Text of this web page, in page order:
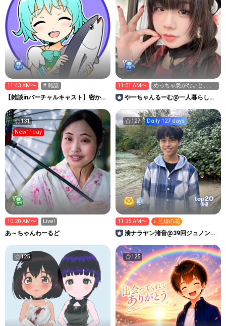
11:43 AM〜 # 雑談
【雑談inバーチャルキャスト】密かに
11:01 AM〜
めっちゃ急がないと、一
旦ゴミまとめる
やーちゃんるーむ@一人暮らし準
131
New11day
10:20 AM〜 Live!
あ～ちゃんわーるど
127 Daily 127 days
top20
俳優
11:35 AM〜 ♪ 三線の花
湊ナラヤン渚音@39回ジュノンボ
125 125